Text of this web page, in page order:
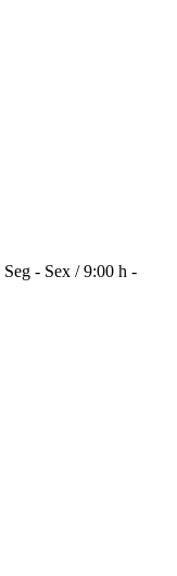
Seg - Sex / 9:00 h -